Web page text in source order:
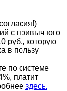
с привычного
руб., которую
в пользу
по cистеме
платит
здесь.